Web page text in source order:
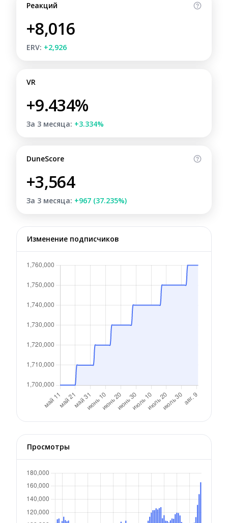
Реакций
+8,016
ERV: +2,926
VR
+9.434%
За 3 месяца: +3.334%
DuneScore
+3,564
За 3 месяца: +967 (37.235%)
Изменение подписчиков
Просмотры